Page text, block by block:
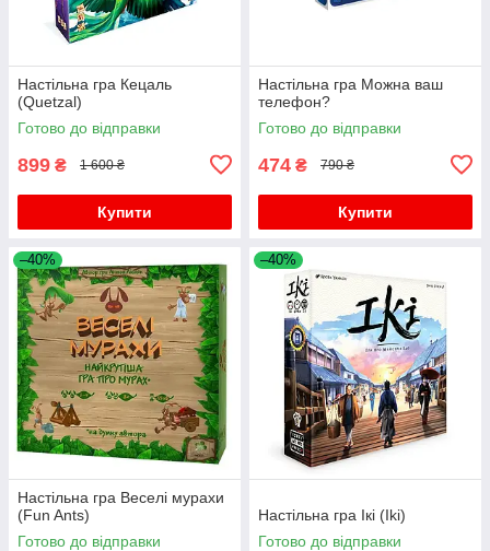
Настільна гра Кецаль
(Quetzal)
Готово до відправки
899 ₴ 1 600 ₴
Купити
Настільна гра Можна ваш
телефон?
Готово до відправки
474 ₴ 790 ₴
Купити
–40%
Настільна гра Веселі мурахи
(Fun Ants)
Готово до відправки
–40%
Настільна гра Ікі (Iki)
Готово до відправки